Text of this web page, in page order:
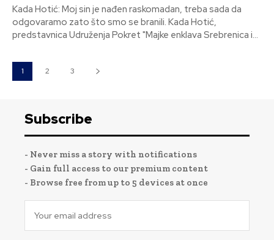
Kada Hotić: Moj sin je nađen raskomadan, treba sada da
odgovaramo zato što smo se branili. Kada Hotić,
predstavnica Udruženja Pokret "Majke enklava Srebrenica i...
1 2 3
Subscribe
- Never miss a story with notifications
- Gain full access to our premium content
- Browse free from up to 5 devices at once